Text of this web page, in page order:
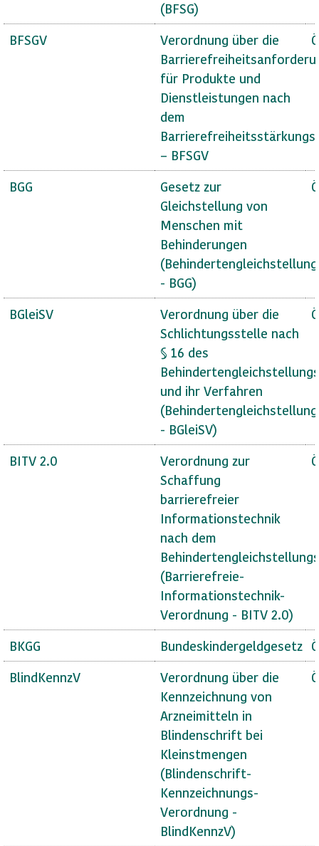
(BFSG)
BFSGV
Verordnung über die
für Produkte und
Dienstleistungen nach
dem
– BFSGV
BGG
Gesetz zur
Gleichstellung von
Menschen mit
Behinderungen
- BGG)
BGleiSV
Verordnung über die
Schlichtungsstelle nach
§ 16 des
und ihr Verfahren
- BGleiSV)
BITV 2.0
Verordnung zur
Schaffung
barrierefreier
Informationstechnik
nach dem
(Barrierefreie-
Informationstechnik-
Verordnung - BITV 2.0)
BKGG Bundeskindergeldgesetz
BlindKennzV
Verordnung über die
Kennzeichnung von
Arzneimitteln in
Blindenschrift bei
Kleinstmengen
(Blindenschrift-
Kennzeichnungs-
Verordnung -
BlindKennzV)